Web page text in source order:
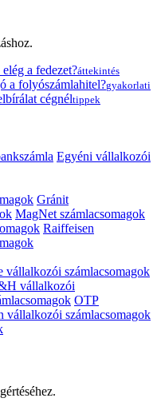
a fedezet?áttekintés
a folyószámlahitel?gyakorlati
cégnéltippek
Egyéni vállalkozói
Gránit
MagNet számlacsomagok
Raiffeisen
vállalkozói számlacsomagok
vállalkozói
OTP
vállalkozói számlacsomagok